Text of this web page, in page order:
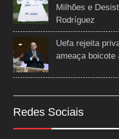
Milhões e
Rodríguez
Uefa rejeita
ameaça boicote
Redes Sociais